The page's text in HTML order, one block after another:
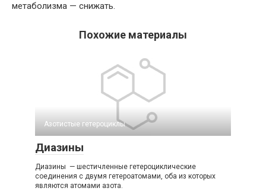
метаболизма — снижать.
Похожие материалы
Азотистые гетероциклы‎
Диазины
Диазины — шестичленные гетероциклические
соединения с двумя гетероатомами, оба из которых
являются атомами азота.